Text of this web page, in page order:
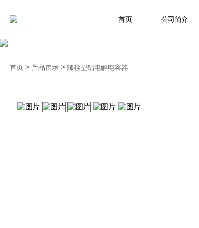
首页 公司简介
首页 > 产品展示 > 螺栓型铝电解电容器